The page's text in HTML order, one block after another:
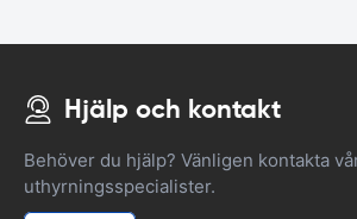
Hjälp och kontakt
Behöver du hjälp? Vänligen kontakta
uthyrningsspecialister.